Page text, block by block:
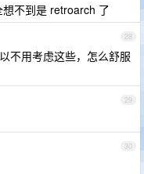
不到是 retroarch 了
28
不用考虑这些，怎么舒服
29
30